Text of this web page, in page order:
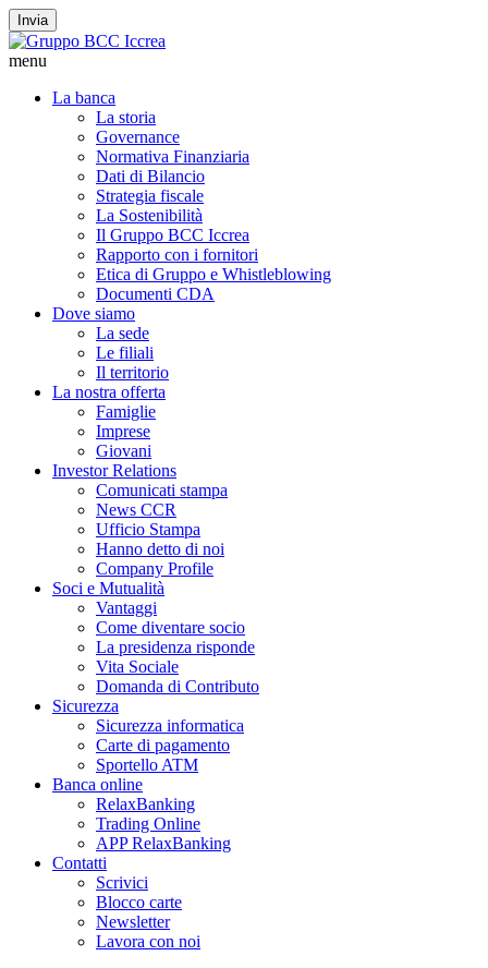
Invia
menu
La banca
La storia
Governance
Normativa Finanziaria
Dati di Bilancio
Strategia fiscale
La Sostenibilità
Il Gruppo BCC Iccrea
Rapporto con i fornitori
Etica di Gruppo e Whistleblowing
Documenti CDA
Dove siamo
La sede
Le filiali
Il territorio
La nostra offerta
Famiglie
Imprese
Giovani
Investor Relations
Comunicati stampa
News CCR
Ufficio Stampa
Hanno detto di noi
Company Profile
Soci e Mutualità
Vantaggi
Come diventare socio
La presidenza risponde
Vita Sociale
Domanda di Contributo
Sicurezza
Sicurezza informatica
Carte di pagamento
Sportello ATM
Banca online
RelaxBanking
Trading Online
APP RelaxBanking
Contatti
Scrivici
Blocco carte
Newsletter
Lavora con noi